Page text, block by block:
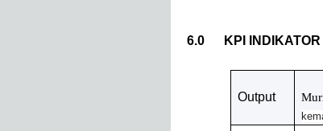
6.0 KPI
Output